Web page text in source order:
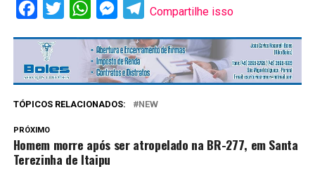
Facebook
Twitter WhatsAppMessenger
Telegram
Compartilhe isso
TÓPICOS RELACIONADOS: NEW
PRÓXIMO
Homem morre após ser atropelado na BR-277, em Santa
Terezinha de Itaipu